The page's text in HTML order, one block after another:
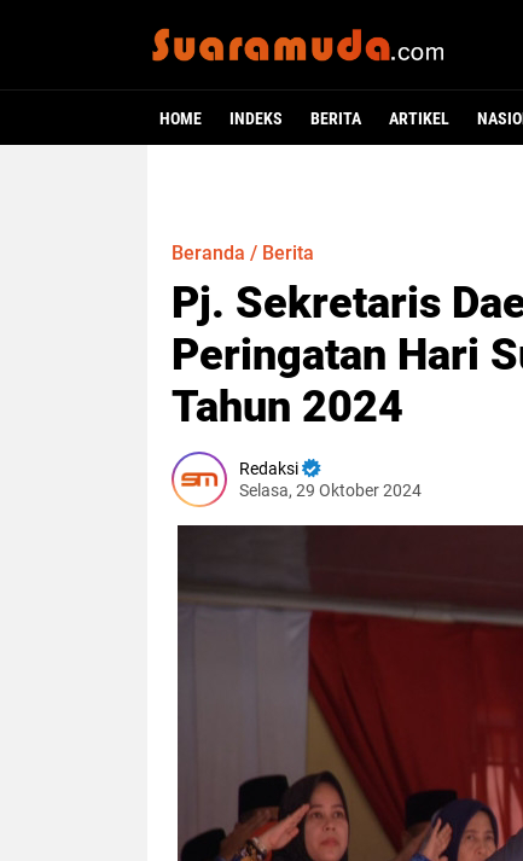
HOME INDEKS BERITA ARTIKEL
Beranda / Berita
Pj. Sekretaris
Peringatan Hari
Tahun 2024
Redaksi
Selasa, 29 Oktober 2024